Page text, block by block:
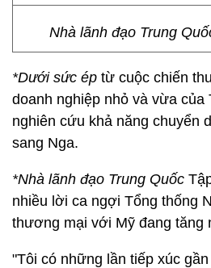
Nhà lãnh đạo Trung
*Dưới sức ép từ cuộc chiến
doanh nghiệp nhỏ và vừa của
nghiên cứu khả năng chuyển
sang Nga.
*Nhà lãnh đạo Trung Quốc
nhiều lời ca ngợi Tổng thống
thương mại với Mỹ đang tăng
"Tôi có những lần tiếp xúc